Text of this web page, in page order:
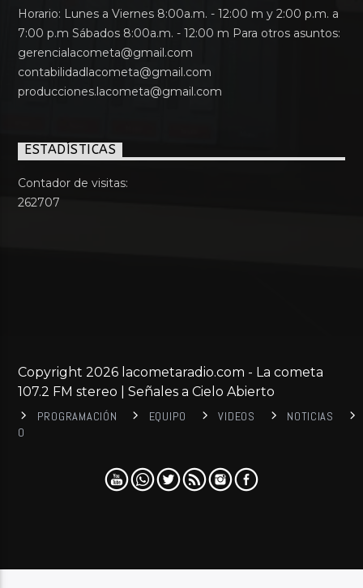
Horario: Lunes a Viernes 8:00a.m. - 12:00 m y 2:00 p.m. a
7:00 p.m Sábados 8:00a.m. - 12:00 m Para otros asuntos:
gerencialacometa@gmail.com
contabilidadlacometa@gmail.com
producciones.lacometa@gmail.com
ESTADÍSTICAS
Contador de visitas:
262707
Copyright 2026 lacometaradio.com - La cometa
107.2 FM stereo | Señales a Cielo Abierto
PROGRAMACIÓN EQUIPO VIDEOS
NOTICIAS
0